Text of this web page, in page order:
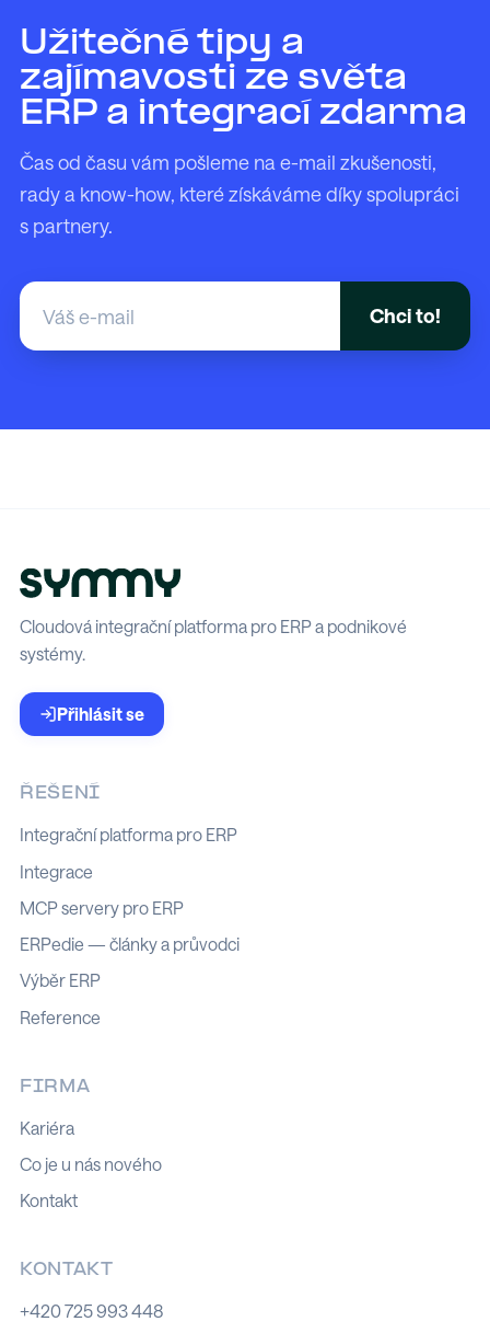
Užitečné tipy a
zajímavosti ze světa
ERP a integrací zdarma
Čas od času vám pošleme na e-mail zkušenosti,
rady a know-how, které získáváme díky spolupráci
s partnery.
Cloudová integrační platforma pro ERP a podnikové
systémy.
Přihlásit se
ŘEŠENÍ
Integrační platforma pro ERP
Integrace
MCP servery pro ERP
ERPedie — články a průvodci
Výběr ERP
Reference
FIRMA
Kariéra
Co je u nás nového
Kontakt
KONTAKT
+420 725 993 448